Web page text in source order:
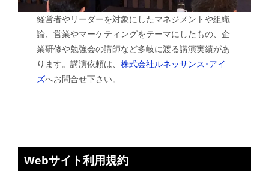
経営者やリーダーを対象にしたマネジメントや組織
論、営業やマーケティングをテーマにしたもの、企
業研修や勉強会の講師など多岐に渡る講演実績があ
ります。講演依頼は、株式会社ルネッサンス･アイ
ズへお問合せ下さい。
Webサイト利用規約